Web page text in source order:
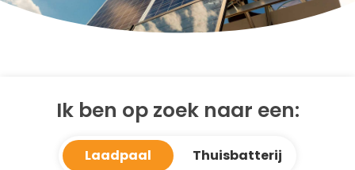
Ik ben op zoek naar een:
Laadpaal Thuisbatterij